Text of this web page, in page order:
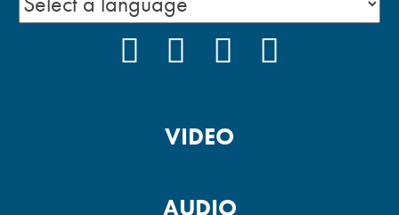
VIDEO
AUDIO